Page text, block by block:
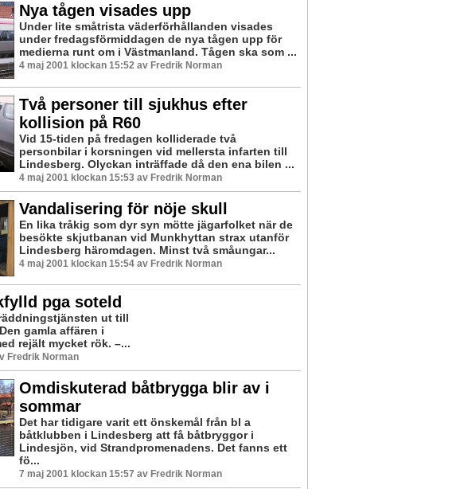
Nya tågen visades upp
Under lite småtrista väderförhållanden visades
under fredagsförmiddagen de nya tågen upp för
medierna runt om i Västmanland. Tågen ska som ...
4 maj 2001 klockan 15:52 av Fredrik Norman
Två personer till sjukhus efter
kollision på R60
Vid 15-tiden på fredagen kolliderade två
personbilar i korsningen vid mellersta infarten till
Lindesberg. Olyckan inträffade då den ena bilen ...
4 maj 2001 klockan 15:53 av Fredrik Norman
Vandalisering för nöje skull
En lika tråkig som dyr syn mötte jägarfolket när de
besökte skjutbanan vid Munkhyttan strax utanför
Lindesberg häromdagen. Minst två småungar...
4 maj 2001 klockan 15:54 av Fredrik Norman
pga soteld
ut till
gamla affären i
rejält mycket rök. –...
Fredrik Norman
Omdiskuterad båtbrygga blir av i
sommar
Det har tidigare varit ett önskemål från bl a
båtklubben i Lindesberg att få båtbryggor i
Lindesjön, vid Strandpromenadens. Det fanns ett
fö...
7 maj 2001 klockan 15:57 av Fredrik Norman